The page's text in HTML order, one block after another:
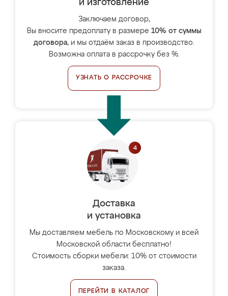
и изготовление
Заключаем договор,
Вы вносите предоплату в размере 10% от суммы
договора, и мы отдаём заказ в производство.
Возможна оплата в рассрочку без %.
УЗНАТЬ О РАССРОЧКЕ
Доставка
и установка
Мы доставляем мебель по Московскому и всей
Московской области бесплатно!
Стоимость сборки мебели: 10% от стоимости
заказа.
ПЕРЕЙТИ В КАТАЛОГ